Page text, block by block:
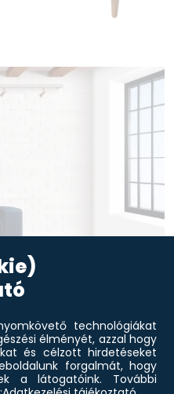
Ám előbbi szabad
lényegesen több
technológiákat
élményét, azzal hogy
és célzott hirdetéseket
forgalmát, hogy
a látogatóink.
További